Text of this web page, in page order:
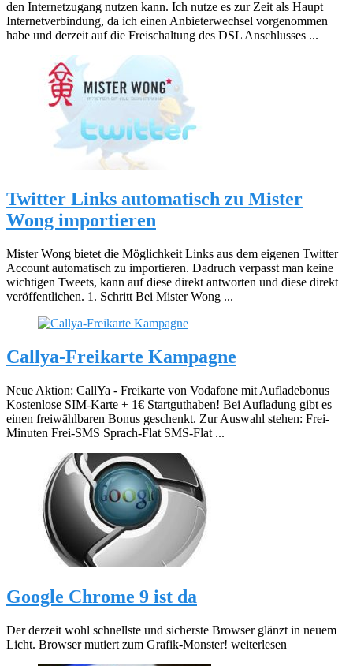
den Internetzugang nutzen kann. Ich nutze es zur Zeit als Haupt
Internetverbindung, da ich einen Anbieterwechsel vorgenommen
habe und derzeit auf die Freischaltung des DSL Anschlusses ...
Twitter Links automatisch zu Mister
Wong importieren
Mister Wong bietet die Möglichkeit Links aus dem eigenen Twitter
Account automatisch zu importieren. Dadruch verpasst man keine
wichtigen Tweets, kann auf diese direkt antworten und diese direkt
veröffentlichen. 1. Schritt Bei Mister Wong ...
Callya-Freikarte Kampagne
Neue Aktion: CallYa - Freikarte von Vodafone mit Aufladebonus
Kostenlose SIM-Karte + 1€ Startguthaben! Bei Aufladung gibt es
einen freiwählbaren Bonus geschenkt. Zur Auswahl stehen: Frei-
Minuten Frei-SMS Sprach-Flat SMS-Flat ...
Google Chrome 9 ist da
Der derzeit wohl schnellste und sicherste Browser glänzt in neuem
Licht. Browser mutiert zum Grafik-Monster! weiterlesen